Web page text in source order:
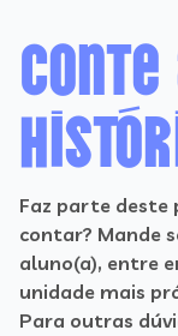
Faz parte deste
contar? Mande
aluno(a), entre
unidade mais
Para outras